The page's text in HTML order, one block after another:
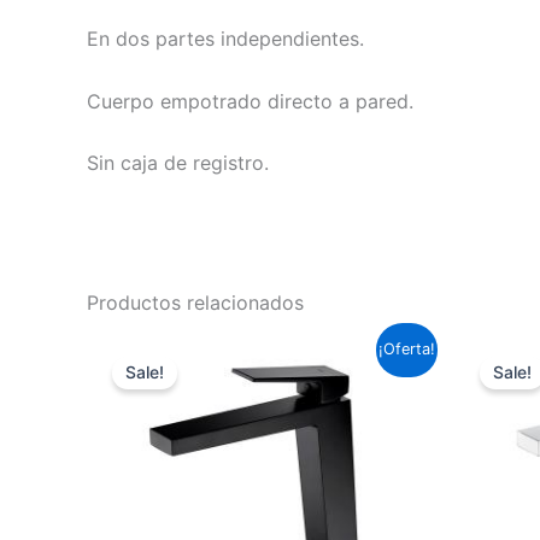
En dos partes independientes.
Cuerpo empotrado directo a pared.
Sin caja de registro.
Productos relacionados
¡Oferta!
Sale!
original
153,67 €.
precio
actual
es:
113,75 €.
Sale!